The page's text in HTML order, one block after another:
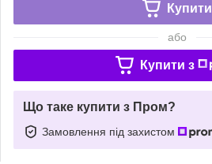
Купити
або
Купити з
Що таке купити з Пром?
Замовлення під захистом